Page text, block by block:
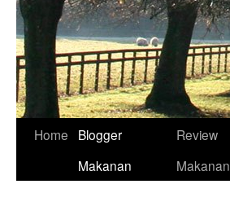
Home
Blogger
Makanan
Review
Makanan